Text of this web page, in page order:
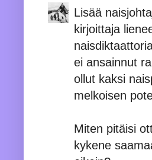
Lisää
kirjoittaja
ei ansainnut
ollut kaksi
melkoisen
Miten pitäisi
kykene